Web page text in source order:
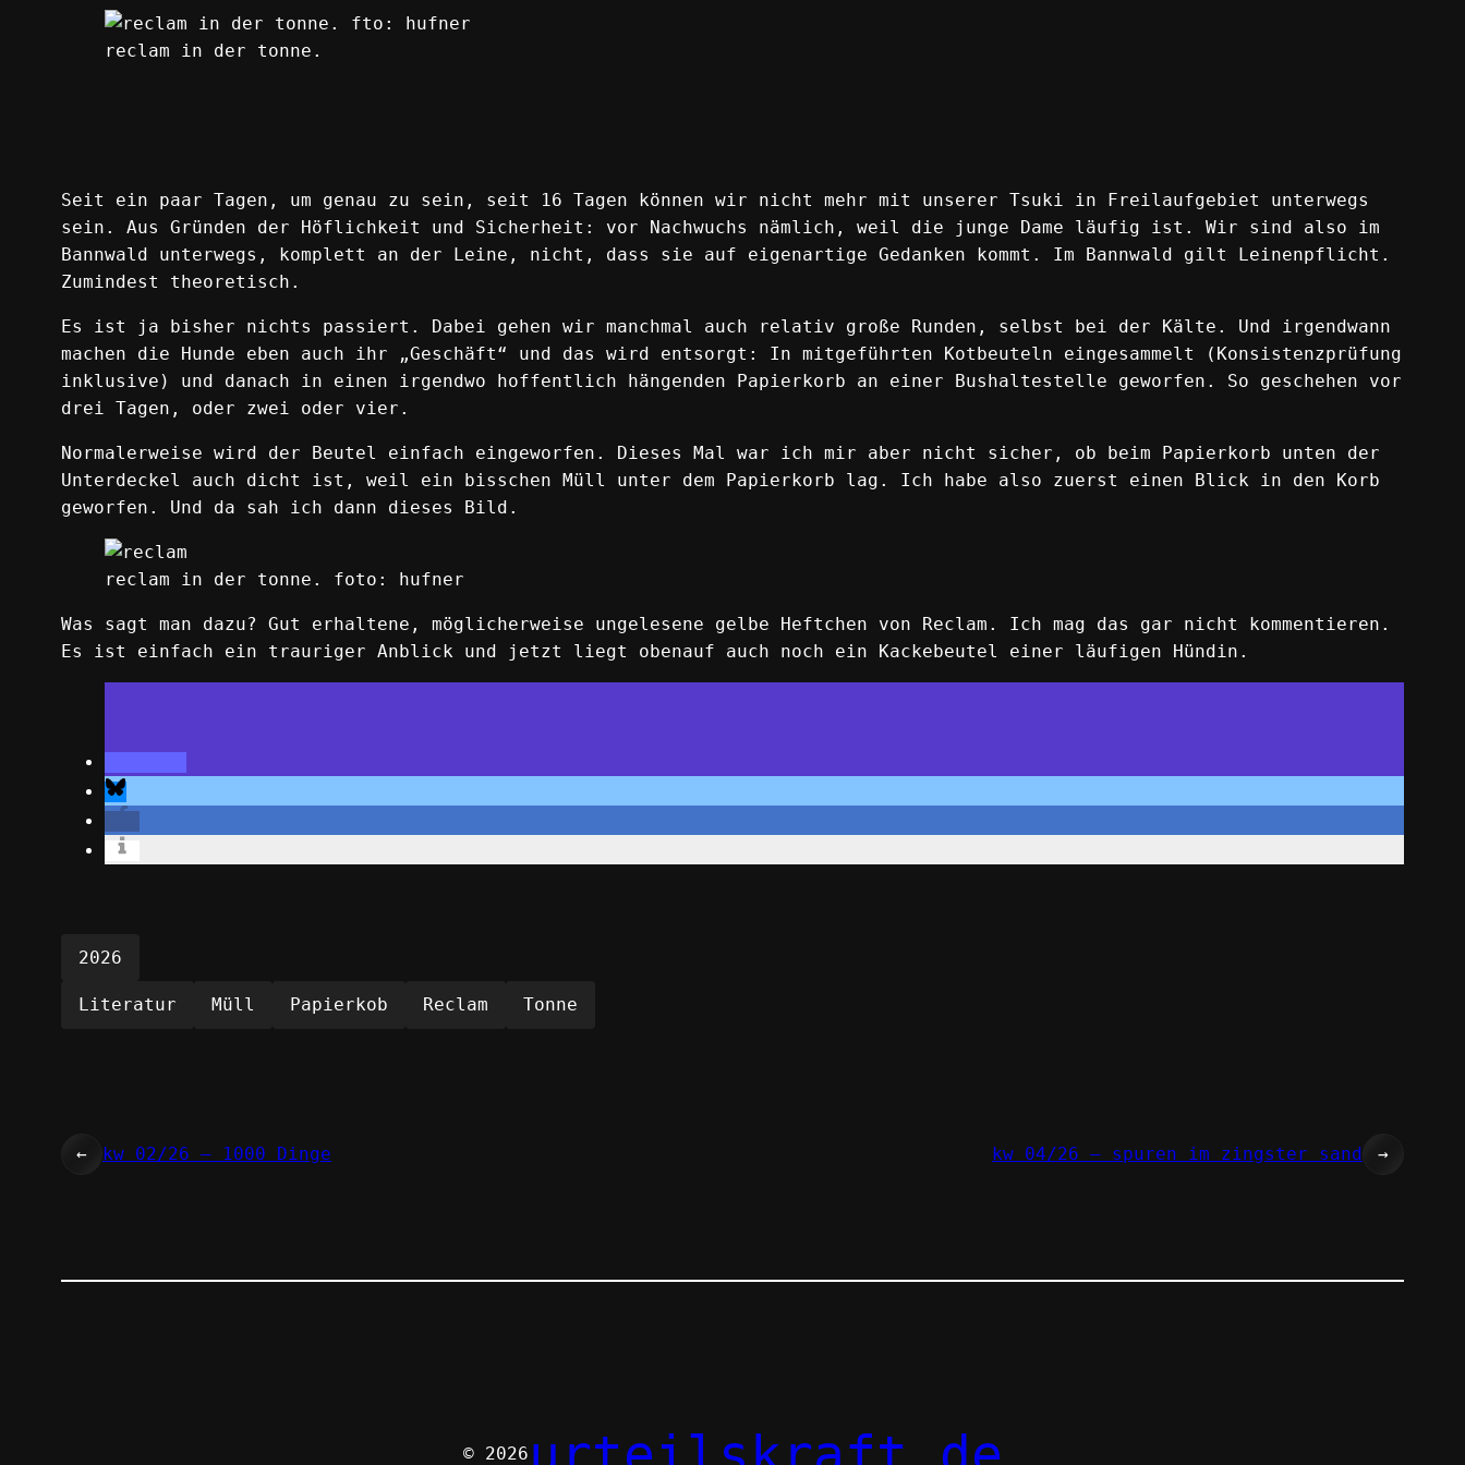
reclam in der tonne.
Seit ein paar Tagen, um genau zu sein, seit 16 Tagen können wir nicht mehr mit unserer Tsuki in Freilaufgebiet unterwegs
sein. Aus Gründen der Höflichkeit und Sicherheit: vor Nachwuchs nämlich, weil die junge Dame läufig ist. Wir sind also im
Bannwald unterwegs, komplett an der Leine, nicht, dass sie auf eigenartige Gedanken kommt. Im Bannwald gilt Leinenpflicht.
Zumindest theoretisch.
Es ist ja bisher nichts passiert. Dabei gehen wir manchmal auch relativ große Runden, selbst bei der Kälte. Und irgendwann
machen die Hunde eben auch ihr „Geschäft“ und das wird entsorgt: In mitgeführten Kotbeuteln eingesammelt (Konsistenzprüfung
inklusive) und danach in einen irgendwo hoffentlich hängenden Papierkorb an einer Bushaltestelle geworfen. So geschehen vor
drei Tagen, oder zwei oder vier.
Normalerweise wird der Beutel einfach eingeworfen. Dieses Mal war ich mir aber nicht sicher, ob beim Papierkorb unten der
Unterdeckel auch dicht ist, weil ein bisschen Müll unter dem Papierkorb lag. Ich habe also zuerst einen Blick in den Korb
geworfen. Und da sah ich dann dieses Bild.
reclam in der tonne. foto: hufner
Was sagt man dazu? Gut erhaltene, möglicherweise ungelesene gelbe Heftchen von Reclam. Ich mag das gar nicht kommentieren.
Es ist einfach ein trauriger Anblick und jetzt liegt obenauf auch noch ein Kackebeutel einer läufigen Hündin.
2026
Literatur Müll Papierkob Reclam Tonne
← kw 02/26 – 1000 Dinge kw 04/26 – spuren im zingster sand →
© 2026